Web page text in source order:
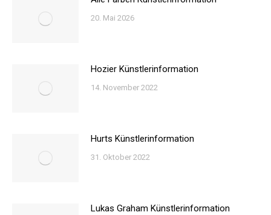
20. Mai 2026
Hozier Künstlerinformation
14. November 2022
Hurts Künstlerinformation
31. Oktober 2022
Lukas Graham Künstlerinformation